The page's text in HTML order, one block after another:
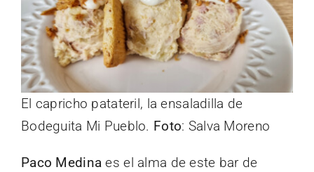
El capricho patateril, la ensaladilla de
Bodeguita Mi Pueblo. Foto: Salva Moreno
Paco Medina es el alma de este bar de